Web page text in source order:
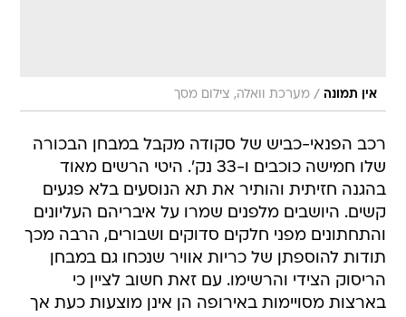
אין תמונה / מערכת וואלה, צילום מסך
רכב הפנאי-כביש של סקודה מקבל במבחן הבכורה
שלו חמישה כוכבים ו-33 נק'. היטי הרשים מאוד
בהגנה חזיתית והותיר את תא הנוסעים בלא פגעים
קשים. היושבים מלפנים שמרו על איבריהם העליונים
והתחתונים מפני חלקים סדוקים ושבורים, הרבה מכך
תודות להוספתן של כריות אוויר שנכחו גם במבחן
הריסוק הצידי והרשימו. עם זאת חשוב לציין כי
בארצות מסויימות באירופה הן אינן מוצעות כעת אך